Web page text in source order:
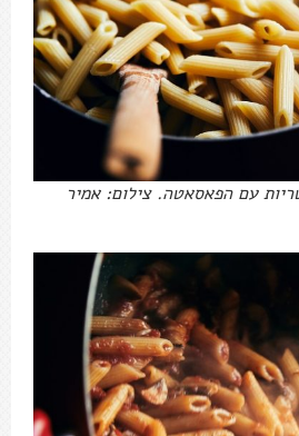
עם הפאסאטה. צילום: אמיר